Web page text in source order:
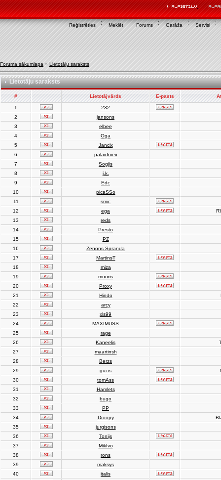
Reģistrēties Meklēt Forums Garāža Servisi
Foruma sākumlapa » Lietotāju saraksts
Lietotāju saraksts
# Lietotājvārds E-pasts
1
232
2
jansons
3
elbee
4
Oga
5
Jancix
6
palaidniex
7
Sogjis
8
j.k.
9
Edc
10
picaSSo
11
smic
12
ega
13
reds
14
Presto
15
PZ
16
Zenons Spranda
17
MartinsT
18
miza
19
muuris
20
Proxy
21
Hindo
22
arcy
23
xls99
24
MAXIMUSS
25
rage
26
Kaneelis
27
maartinsh
28
Berzs
29
gucis
30
tomAss
31
Hamlets
32
bugo
33
PP
34
Droopy
35
jurgisons
36
Tonijs
37
MikIvo
38
rons
39
maksys
40
italis